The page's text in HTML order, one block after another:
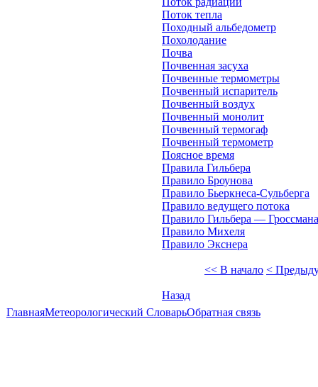
Поток тепла
Походный альбедометр
Похолодание
Почва
Почвенная засуха
Почвенные термометры
Почвенный испаритель
Почвенный воздух
Почвенный монолит
Почвенный термогаф
Почвенный термометр
Поясное время
Правила Гильбера
Правило Броунова
Правило Бьеркнеса-Сульберга
Правило ведущего потока
Правило Гильбера — Гроссмана
Правило Михеля
Правило Экснера
<< В начало <
Назад
ГлавнаяМетеорологический СловарьОбратная связь